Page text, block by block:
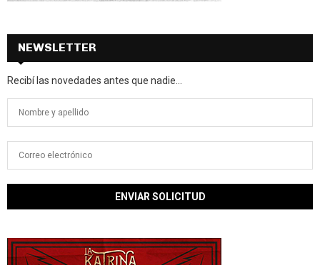
NEWSLETTER
Recibí las novedades antes que nadie...